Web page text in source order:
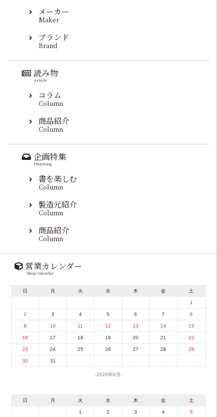
メーカー
Maker
ブランド
Brand
読み物
Article
コラム
Column
商品紹介
Column
企画特集
Planning
書を楽しむ
Column
製造元紹介
Column
商品紹介
Column
営業カレンダー
Shop Calendar
2026年8月
日 月 火 水 木 金 土
1
2 3 4 5 6 7 8
9 10 11 12 13 14 15
16 17 18 19 20 21 22
23 24 25 26 27 28 29
30 31
日 月 火 水 木 金 土
1 2 3 4 5